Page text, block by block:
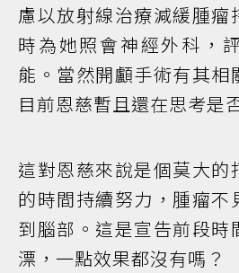
慮以放射線治療減緩腫瘤
時為她照會神經外科，
能。當然開顱手術有其相
目前恩慈暫且還在思考是
這對恩慈來說是個莫大的
的時間持續努力，腫瘤不
到腦部。這是宣告前段時
漂，一點效果都沒有嗎？